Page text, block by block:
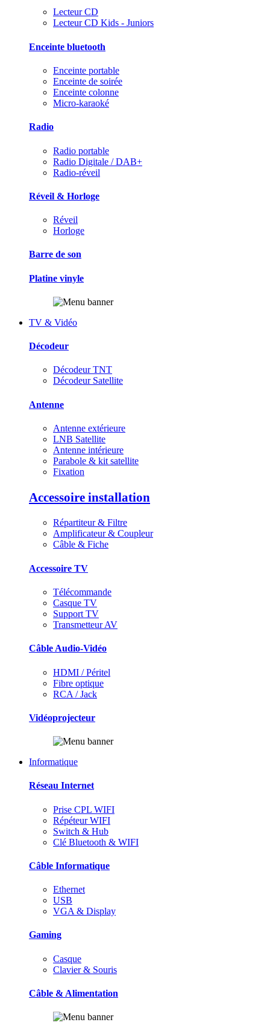
Lecteur CD
Lecteur CD Kids - Juniors
Enceinte bluetooth
Enceinte portable
Enceinte de soirée
Enceinte colonne
Micro-karaoké
Radio
Radio portable
Radio Digitale / DAB+
Radio-réveil
Réveil & Horloge
Réveil
Horloge
Barre de son
Platine vinyle
TV & Vidéo
Décodeur
Décodeur TNT
Décodeur Satellite
Antenne
Antenne extérieure
LNB Satellite
Antenne intérieure
Parabole & kit satellite
Fixation
Accessoire installation
Répartiteur & Filtre
Amplificateur & Coupleur
Câble & Fiche
Accessoire TV
Télécommande
Casque TV
Support TV
Transmetteur AV
Câble Audio-Vidéo
HDMI / Péritel
Fibre optique
RCA / Jack
Vidéoprojecteur
Informatique
Réseau Internet
Prise CPL WIFI
Répéteur WIFI
Switch & Hub
Clé Bluetooth & WIFI
Câble Informatique
Ethernet
USB
VGA & Display
Gaming
Casque
Clavier & Souris
Câble & Alimentation